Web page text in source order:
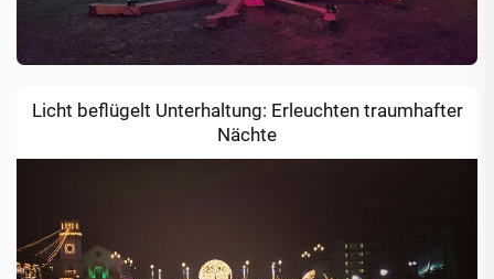
Licht beflügelt Unterhaltung: Erleuchten traumhafter
Nächte